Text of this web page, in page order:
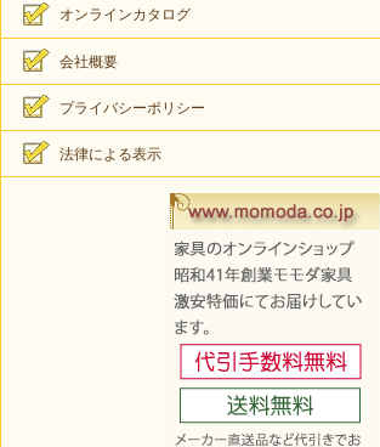
オンラインカタログ
会社概要
プライバシーポリシー
法律による表示